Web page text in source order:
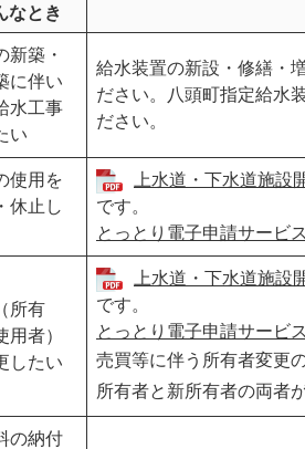
なとき
新築・
に伴い
水工事
い
給水装置の新設・修繕・
ださい。八頭町指定給水
ださい。
使用を
休止し
上水道・下水道施
です。
とっとり電子申請サービス
所有
用者）
したい
上水道・下水道施
です。
とっとり電子申請サービス
売買等に伴う所有者変更
所有者と新所有者の両者
の納付